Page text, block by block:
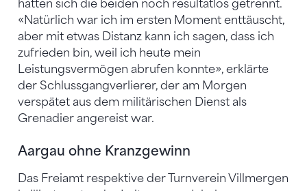
hatten sich die beiden noch resultatlos getrennt.
«Natürlich war ich im ersten Moment enttäuscht,
aber mit etwas Distanz kann ich sagen, dass ich
zufrieden bin, weil ich heute mein
Leistungsvermögen abrufen konnte», erklärte
der Schlussgangverlierer, der am Morgen
verspätet aus dem militärischen Dienst als
Grenadier angereist war.
Aargau ohne Kranzgewinn
Das Freiamt respektive der Turnverein Villmergen